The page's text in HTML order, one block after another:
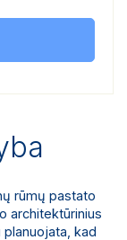
rūmų pastato
architektūrinius
kad